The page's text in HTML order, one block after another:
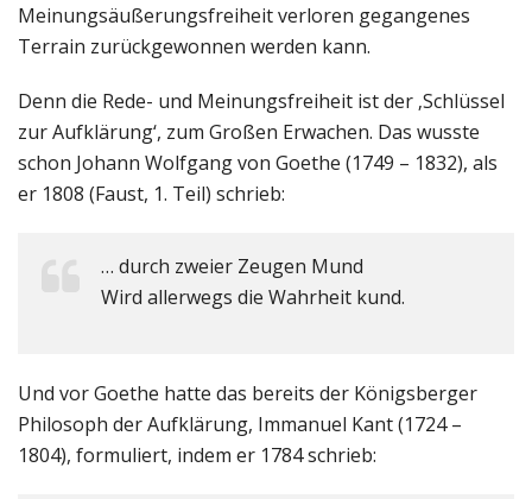
Meinungsäußerungsfreiheit verloren gegangenes
Terrain zurückgewonnen werden kann.
Denn die Rede- und Meinungsfreiheit ist der ‚Schlüssel
zur Aufklärung‘, zum Großen Erwachen. Das wusste
schon Johann Wolfgang von Goethe (1749 – 1832), als
er 1808 (Faust, 1. Teil) schrieb:
… durch zweier Zeugen Mund
Wird allerwegs die Wahrheit kund.
Und vor Goethe hatte das bereits der Königsberger
Philosoph der Aufklärung, Immanuel Kant (1724 –
1804), formuliert, indem er 1784 schrieb: